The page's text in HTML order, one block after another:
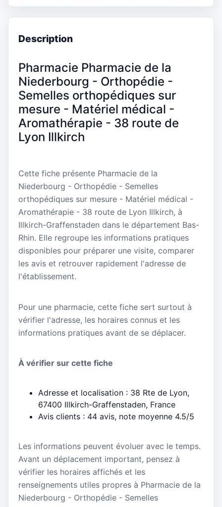
Description
Pharmacie Pharmacie de la
Niederbourg - Orthopédie -
Semelles orthopédiques sur
mesure - Matériel médical -
Aromathérapie - 38 route de
Lyon Illkirch
Cette fiche présente Pharmacie de la
Niederbourg - Orthopédie - Semelles
orthopédiques sur mesure - Matériel médical -
Aromathérapie - 38 route de Lyon Illkirch, à
Illkirch-Graffenstaden dans le département Bas-
Rhin. Elle regroupe les informations pratiques
disponibles pour préparer une visite, comparer
les avis et retrouver rapidement l'adresse de
l'établissement.
Pour une pharmacie, cette fiche sert surtout à
vérifier l'adresse, les horaires connus et les
informations pratiques avant de se déplacer.
À vérifier sur cette fiche
Adresse et localisation : 38 Rte de Lyon,
67400 Illkirch-Graffenstaden, France
Avis clients : 44 avis, note moyenne 4.5/5
Les informations peuvent évoluer avec le temps.
Avant un déplacement important, pensez à
vérifier les horaires affichés et les
renseignements utiles propres à Pharmacie de la
Niederbourg - Orthopédie - Semelles